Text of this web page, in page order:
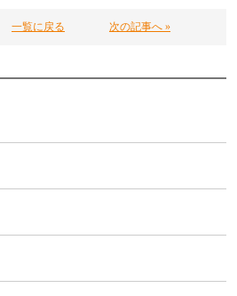
一覧に戻る 次の記事へ »